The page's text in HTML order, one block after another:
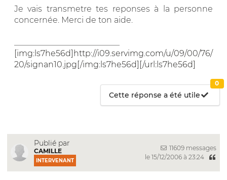
Je vais transmetre tes reponses à la personne
concernée. Merci de ton aide.
[img:ls7he56d]http://i09.servimg.com/u/09/00/76/
20/signan10.jpg[/img:ls7he56d][/url:ls7he56d]
Cette réponse a été utile
0
Publié par
CAMILLE
INTERVENANT
11609 messages
le 15/12/2006 à 23:24